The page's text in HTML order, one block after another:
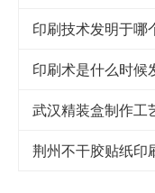
印刷技术发明于哪
武汉精装盒制作工
荆州不干胶贴纸印